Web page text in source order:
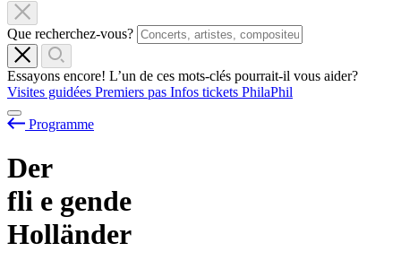
Que recherchez-vous?
Essayons encore! L’un de ces mots-clés pourrait-il vous aider?
Visites guidées Premiers pas Infos tickets PhilaPhil
Programme
Der
fli e gende
Holländer